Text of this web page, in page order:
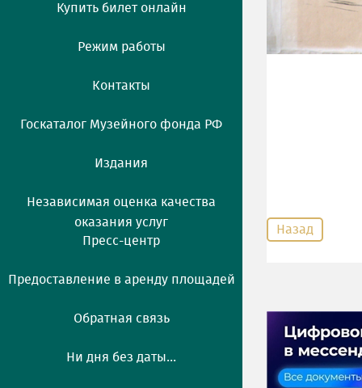
Купить билет онлайн
Режим работы
Контакты
Госкаталог Музейного фонда РФ
Издания
Независимая оценка качества
оказания услуг
Пресс-центр
Предоставление в аренду площадей
Обратная связь
Ни дня без даты...
Назад